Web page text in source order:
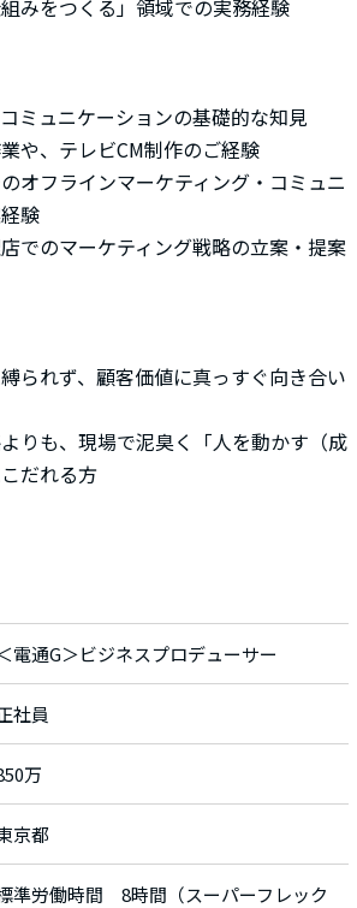
みをつくる」領域での実務経験
ミュニケーションの基礎的な知見
や、テレビCM制作のご経験
オフラインマーケティング・コミュニ
験
でのマーケティング戦略の立案・提案
られず、顧客価値に真っすぐ向き合い
りも、現場で泥臭く「人を動かす（成
だれる方
電通G＞ビジネスプロデューサー
社員
万
京都
準労働時間 8時間（スーパーフレック